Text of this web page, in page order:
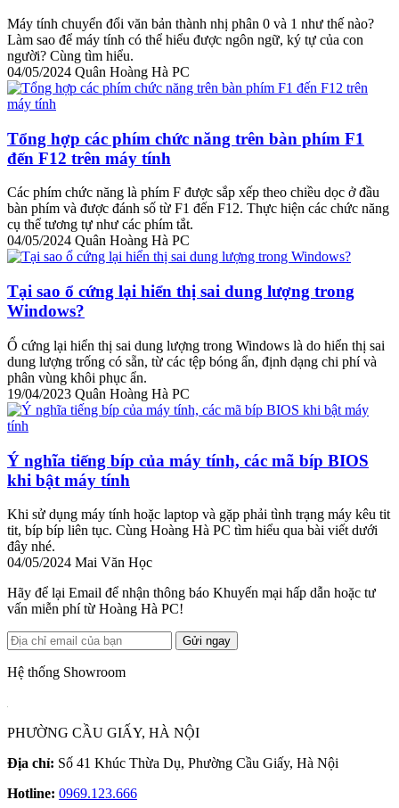
Máy tính chuyển đổi văn bản thành nhị phân 0 và 1 như thế nào?
Làm sao để máy tính có thể hiểu được ngôn ngữ, ký tự của con
người? Cùng tìm hiểu.
04/05/2024 Quân Hoàng Hà PC
Tổng hợp các phím chức năng trên bàn phím F1
đến F12 trên máy tính
Các phím chức năng là phím F được sắp xếp theo chiều dọc ở đầu
bàn phím và được đánh số từ F1 đến F12. Thực hiện các chức năng
cụ thể tương tự như các phím tắt.
04/05/2024 Quân Hoàng Hà PC
Tại sao ổ cứng lại hiển thị sai dung lượng trong
Windows?
Ổ cứng lại hiển thị sai dung lượng trong Windows là do hiển thị sai
dung lượng trống có sẵn, từ các tệp bóng ẩn, định dạng chi phí và
phân vùng khôi phục ẩn.
19/04/2023 Quân Hoàng Hà PC
Ý nghĩa tiếng bíp của máy tính, các mã bíp BIOS
khi bật máy tính
Khi sử dụng máy tính hoặc laptop và gặp phải tình trạng máy kêu tit
tit, bíp bíp liên tục. Cùng Hoàng Hà PC tìm hiểu qua bài viết dưới
đây nhé.
04/05/2024 Mai Văn Học
Hãy để lại Email để nhận thông báo Khuyến mại hấp dẫn hoặc tư
vấn miễn phí từ Hoàng Hà PC!
Gửi ngay
Hệ thống Showroom
PHƯỜNG CẦU GIẤY, HÀ NỘI
Địa chỉ: Số 41 Khúc Thừa Dụ, Phường Cầu Giấy, Hà Nội
Hotline: 0969.123.666